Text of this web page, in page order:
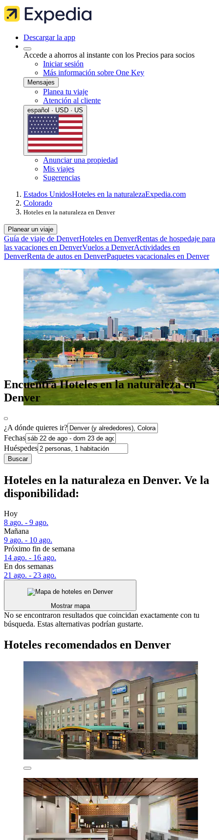
Descargar la app
Accede a ahorros al instante con los Precios para socios
Iniciar sesión
Más información sobre One Key
Mensajes
Planea tu viaje
Atención al cliente
español · USD · US
Anunciar una propiedad
Mis viajes
Sugerencias
Estados UnidosHoteles en la naturalezaExpedia.com
Colorado
Hoteles en la naturaleza en Denver
Planear un viaje
Guía de viaje de DenverHoteles en DenverRentas de hospedaje para
las vacaciones en DenverVuelos a DenverActividades en
DenverRenta de autos en DenverPaquetes vacacionales en Denver
Encuentra Hoteles en la naturaleza en
Denver
¿A dónde quieres ir?
Fechas
Huéspedes
Buscar
Hoteles en la naturaleza en Denver. Ve la
disponibilidad:
Hoy
8 ago. - 9 ago.
Mañana
9 ago. - 10 ago.
Próximo fin de semana
14 ago. - 16 ago.
En dos semanas
21 ago. - 23 ago.
Mostrar mapa
No se encontraron resultados que coincidan exactamente con tu
búsqueda. Estas alternativas podrían gustarte.
Hoteles recomendados en Denver